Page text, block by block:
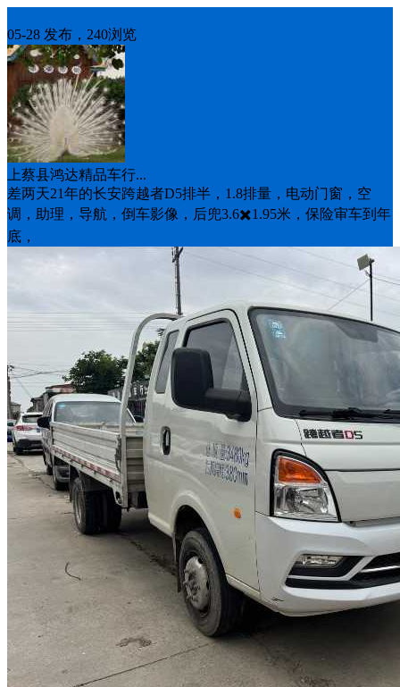
05-28 发布，240浏览
上蔡县鸿达精品车行...
差两天21年的长安跨越者D5排半，1.8排量，电动门窗，空
调，助理，导航，倒车影像，后兜3.6✖️1.95米，保险审车到年
底，